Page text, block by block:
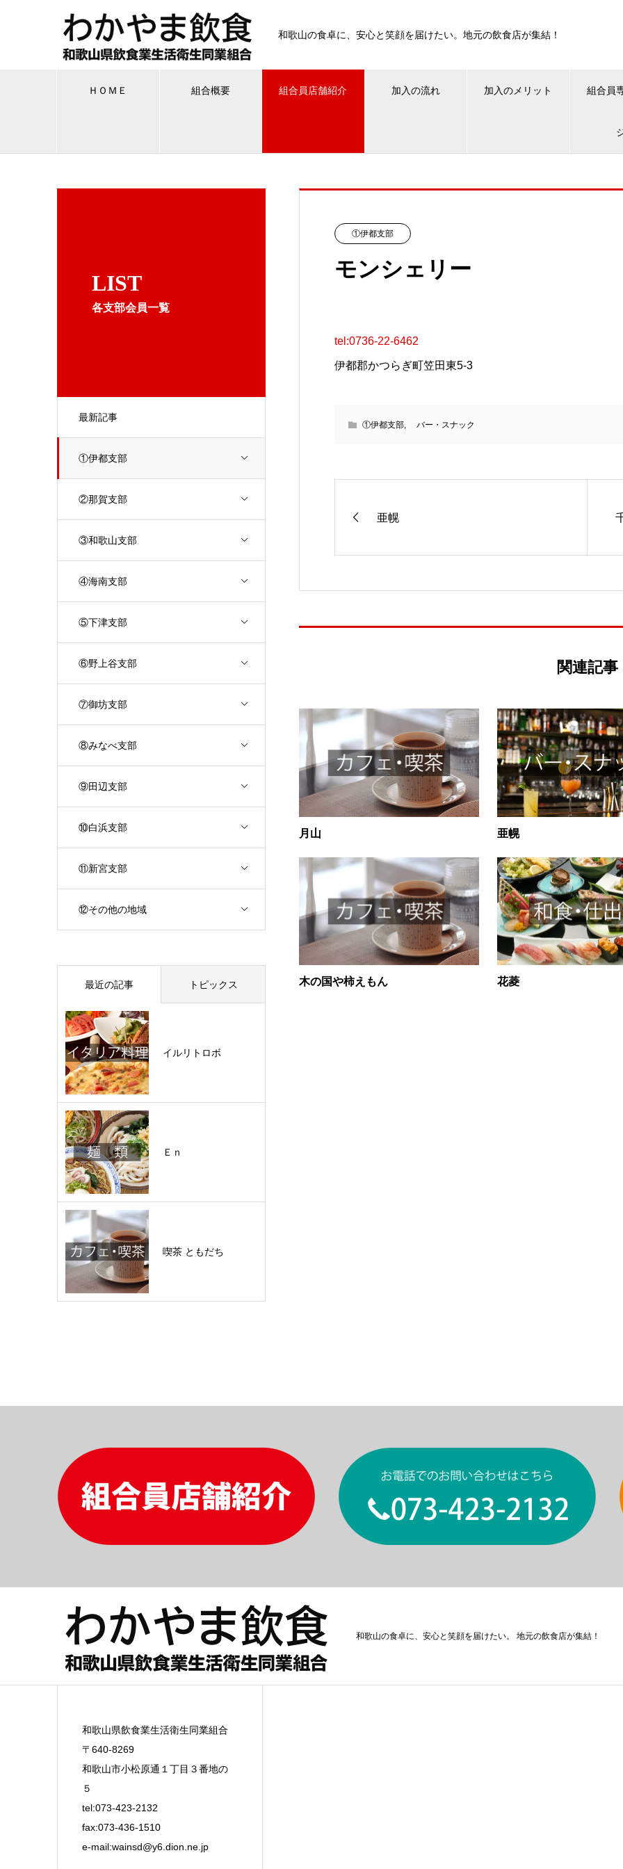
和歌山の食卓に、安心と笑顔を届けたい。地元の飲食店が集結！
ＨＯＭＥ 組合概要 組合員店舗紹介 加入の流れ 加入のメリット 組合員
LIST
各支部会員一覧
最新記事
①伊都支部
②那賀支部
③和歌山支部
④海南支部
⑤下津支部
⑥野上谷支部
⑦御坊支部
⑧みなべ支部
⑨田辺支部
⑩白浜支部
⑪新宮支部
⑫その他の地域
①伊都支部
モンシェリー
tel:0736-22-6462
伊都郡かつらぎ町笠田東5-3
①伊都支部, バー・スナック
亜幌
関連記事
月山 亜幌
木の国や柿えもん 花菱
最近の記事 トピックス
イルリトロボ
Ｅｎ
喫茶 ともだち
和歌山の食卓に、安心と笑顔を届けたい。 地元の飲食店が集結！
和歌山県飲食業生活衛生同業組合
〒640-8269
和歌山市小松原通１丁目３番地の
５
tel:073-423-2132
fax:073-436-1510
e-mail:wainsd@y6.dion.ne.jp